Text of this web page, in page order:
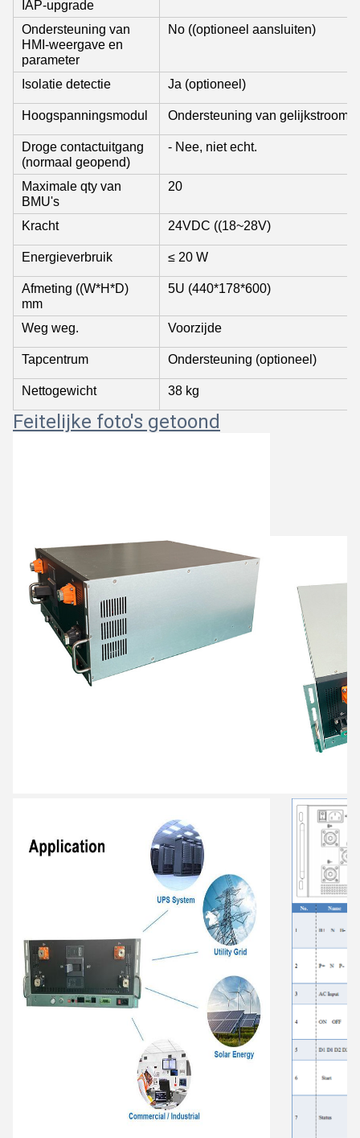
IAP-upgrade
Ondersteuning van
HMI-weergave en
parameter
No ((optioneel aansluiten)
Isolatie detectie Ja (optioneel)
Hoogspanningsmodul Ondersteuning van
Droge contactuitgang
(normaal geopend)
- Nee, niet echt.
Maximale qty van
BMU's
20
Kracht 24VDC ((18~28V)
Energieverbruik ≤ 20 W
Afmeting ((W*H*D)
mm
5U (440*178*600)
Weg weg. Voorzijde
Tapcentrum Ondersteuning (optioneel)
Nettogewicht 38 kg
Feitelijke foto's getoond